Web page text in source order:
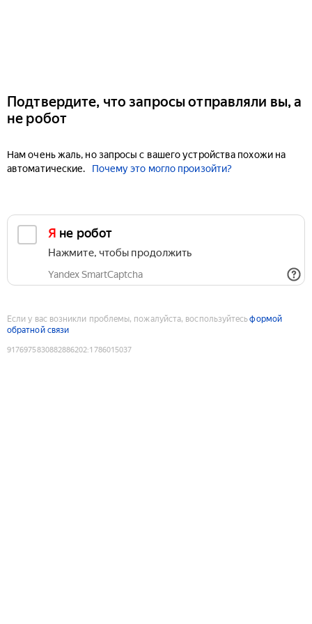
Подтвердите, что запросы отправляли вы, а
не робот
Нам очень жаль, но запросы с вашего устройства похожи на
автоматические.
Почему это могло произойти?
Я не робот
Нажмите, чтобы продолжить
Yandex SmartCaptcha
Если у вас возникли проблемы, пожалуйста, воспользуйтесьформой
обратной связи
9176975830882886202:1786015037